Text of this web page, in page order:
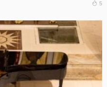
5